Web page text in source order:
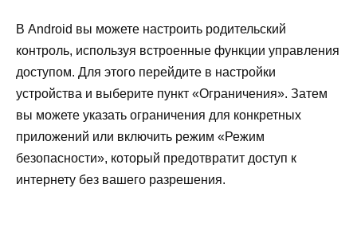
В Android вы можете настроить родительский
контроль, используя встроенные функции управления
доступом. Для этого перейдите в настройки
устройства и выберите пункт «Ограничения». Затем
вы можете указать ограничения для конкретных
приложений или включить режим «Режим
безопасности», который предотвратит доступ к
интернету без вашего разрешения.